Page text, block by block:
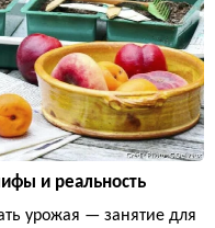
и реальность
урожая — занятие для